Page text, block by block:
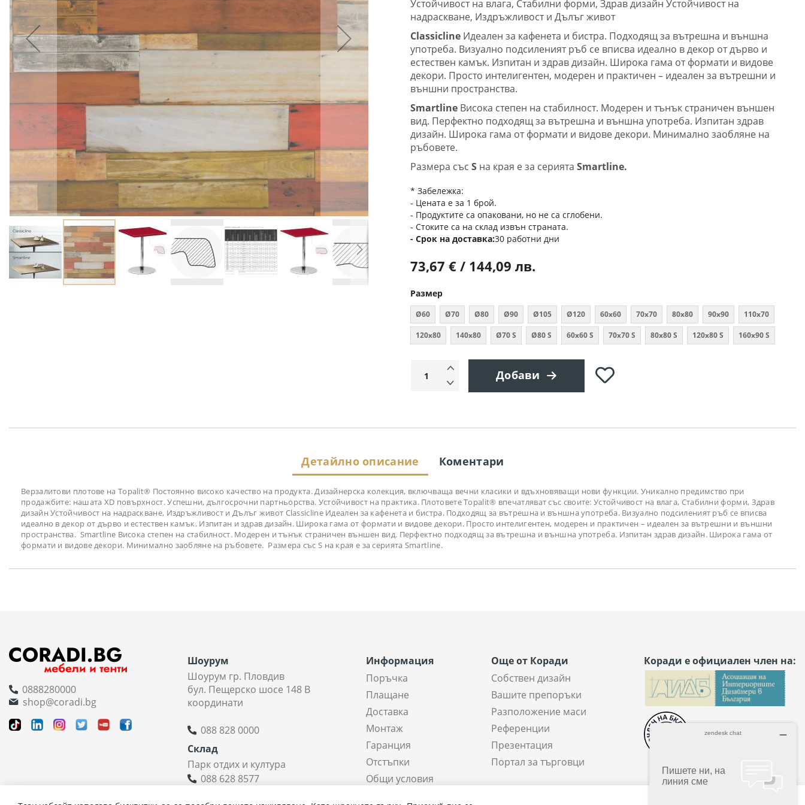
Устойчивост на влага, Стабилни форми, Здрав дизайн Устойчивост на
надраскване, Издръжливост и Дълъг живот
Classicline Идеален за кафенета и бистра. Подходящ за вътрешна и външна
употреба. Визуално подсиленият ръб се вписва идеално в декор от дърво и
естествен камък. Изпитан и здрав дизайн. Широка гама от формати и видове
декори. Просто интелигентен, модерен и практичен – идеален за вътрешни и
външни пространства.
Smartline Висока степен на стабилност. Модерен и тънък страничен външен
вид. Перфектно подходящ за вътрешна и външна употреба. Изпитан здрав
дизайн. Широка гама от формати и видове декори. Минимално заобляне на
ръбовете.
Размера съсS на края е за сериятаSmartline.
* Забележка:
- Цената е за 1 брой.
- Продуктите са опаковани, но не са сглобени.
- Стоките са на склад извън страната.
Срок на доставка 30 работни дни
73,67 € / 144,09 лв.
Размер
Ø60 Ø70 Ø80 Ø90 Ø105 Ø120 60x60 70x70 80х80 90х90 110х70
120х80 140х80 Ø70 S Ø80 S 60x60 S 70x70 S 80x80 S 120x80 S 160x90 S
Добави
Детайлно описание
Верзалитови плотове на Topalit® Постоянно високо качество на продукта. Дизайнерска колекция, включваща вечни класики и вдъхновяващи нови функции. Уникално предимство при
продажбите: нашата XD повърхност. Успешни, дългосрочни партньорства. Устойчивост на практика. Плотовете Topalit® впечатляват със своите: Устойчивост на влага, Стабилни форми, Здрав
дизайн Устойчивост на надраскване, Издръжливост и Дълъг живот Classicline Идеален за кафенета и бистра. Подходящ за вътрешна и външна употреба. Визуално подсиленият ръб се вписва
идеално в декор от дърво и естествен камък. Изпитан и здрав дизайн. Широка гама от формати и видове декори. Просто интелигентен, модерен и практичен – идеален за вътрешни и външни
пространства. Smartline Висока степен на стабилност. Модерен и тънък страничен външен вид. Перфектно подходящ за вътрешна и външна употреба. Изпитан здрав дизайн. Широка гама от
формати и видове декори. Минимално заобляне на ръбовете. Размера със S на края е за серията Smartline.
Коментари
0888280000
shop@coradi.bg
Шоурум
Шоурум гр. Пловдив
бул. Пещерско шосе 148 В
координати
088 828 0000
Склад
Парк отдих и култура
088 628 8577
Информация
Поръчка
Плащане
Доставка
Монтаж
Гаранция
Отстъпки
Общи условия
Още от Коради
Собствен дизайн
Вашите препоръки
Разположение маси
Референции
Презентация
Портал за търговци
Коради е официален член на: